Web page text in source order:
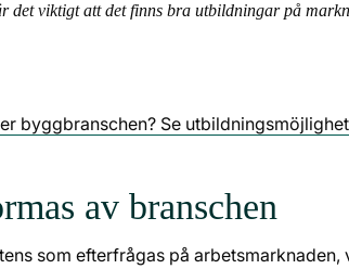
det viktigt att det finns bra utbildningar på
byggbranschen? Se
av branschen
som efterfrågas på